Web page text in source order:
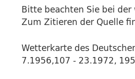
Bitte beachten Sie bei
Zum Zitieren der Quelle
Wetterkarte des
7.1956,107 - 23.1972,